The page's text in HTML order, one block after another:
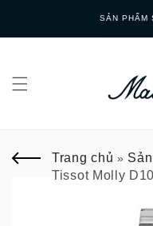
SẢN PHẨM
Trang chủ »
Tissot Molly